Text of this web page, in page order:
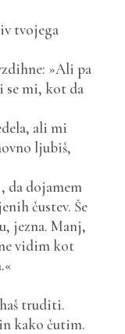
tvojega
»Ali pa
se mi, kot da
ali mi
ljubiš,
da dojamem
čustev. Še
jezna. Manj,
vidim kot
truditi.
kako čutim.